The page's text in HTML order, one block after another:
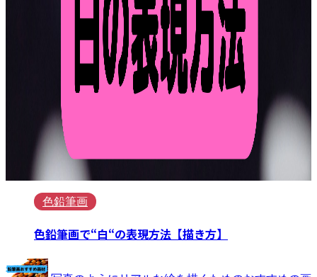
色鉛筆画
色鉛筆画で“白“の表現方法【描き方】